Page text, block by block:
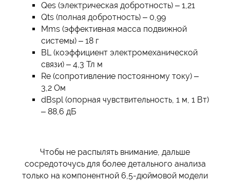
Qes (электрическая добротность) – 1,21
Qts (полная добротность) – 0,99
Mms (эффективная масса подвижной
системы) – 18 г
BL (коэффициент электромеханической
связи) – 4,3 Тл м
Re (сопротивление постоянному току) –
3,2 Ом
dBspl (опорная чувствительность, 1 м, 1 Вт)
– 88,6 дБ
Чтобы не распылять внимание, дальше
сосредоточусь для более детального анализа
только на компонентной 6,5-дюймовой модели